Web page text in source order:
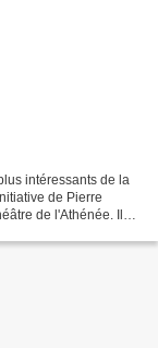
intéressants de la
de Pierre
de l'Athénée. Il